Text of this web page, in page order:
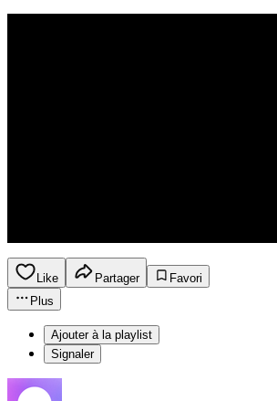
Like Partager
Favori
Plus
Ajouter à la playlist
Signaler